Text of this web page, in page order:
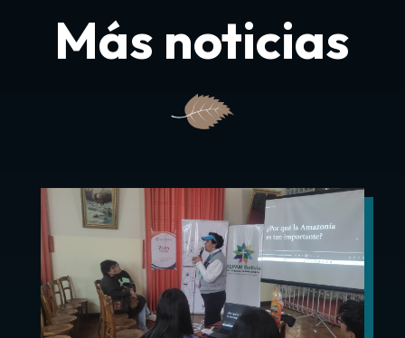
Más noticias